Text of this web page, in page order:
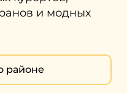
и модных
районе